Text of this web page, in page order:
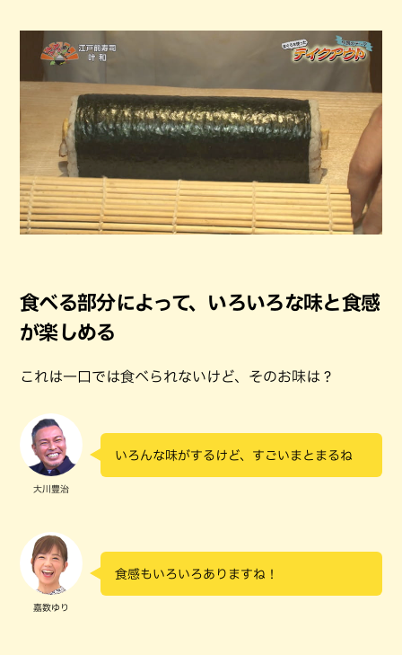
食べる部分によって、いろいろな味と食感
が楽しめる
これは一口では食べられないけど、そのお味は？
大川豊治
いろんな味がするけど、すごいまとまるね
嘉数ゆり
食感もいろいろありますね！